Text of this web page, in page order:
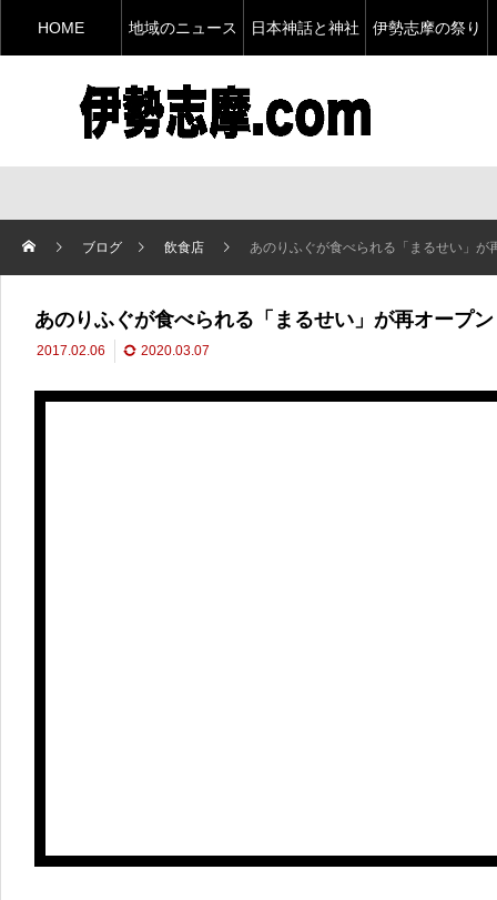
HOME 地域のニュース 日本神話と神社 伊勢志摩の祭り
ブログ 飲食店 あのりふぐが食べられる「まるせい」が
あのりふぐが食べられる「まるせい」が再オープン
2017.02.06 2020.03.07